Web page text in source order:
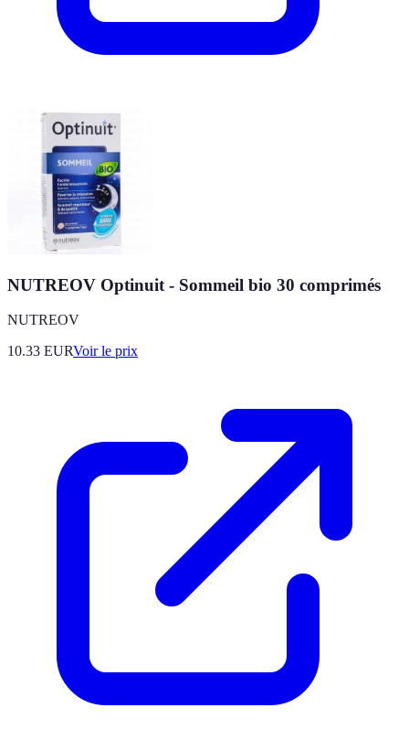
NUTREOV Optinuit - Sommeil bio 30 comprimés
NUTREOV
10.33 EURVoir le prix